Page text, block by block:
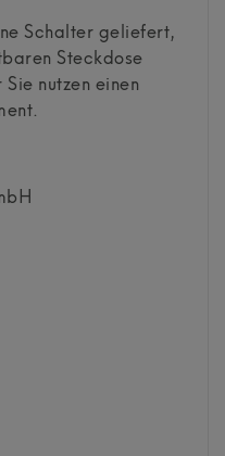
Schalter geliefert,
Steckdose
nutzen einen